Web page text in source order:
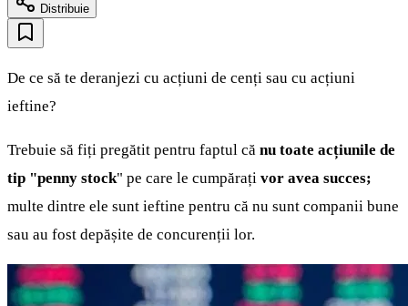
Distribuie
De ce să te deranjezi cu acțiuni de cenți sau cu acțiuni
ieftine?
Trebuie să fiți pregătit pentru faptul că nu toate acțiunile de
tip "penny stock" pe care le cumpărați vor avea succes;
multe dintre ele sunt ieftine pentru că nu sunt companii bune
sau au fost depășite de concurenții lor.